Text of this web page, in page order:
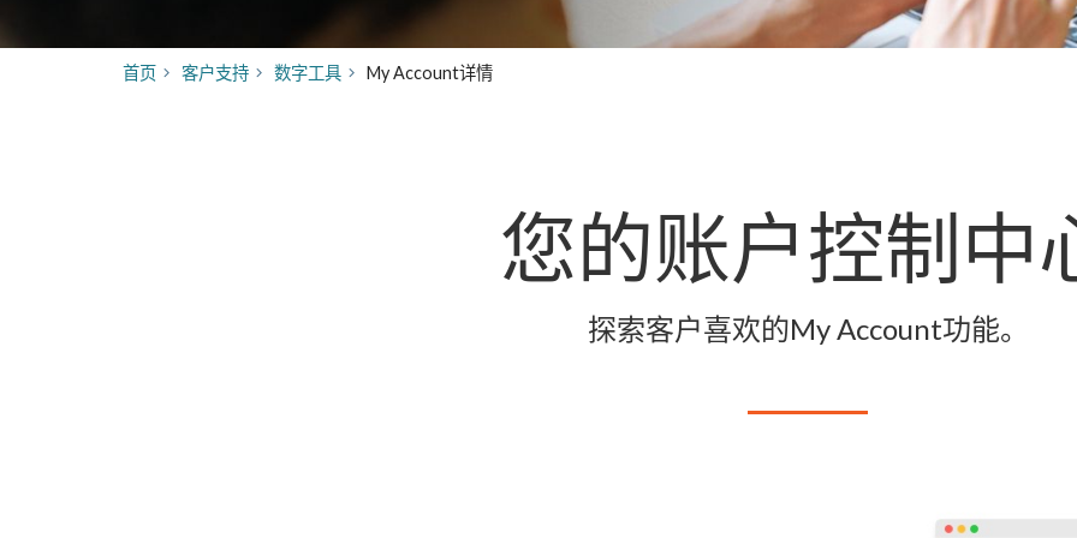
首页 客户支持 数字工具 My Account详情
您的账户控制中
探索客户喜欢的My Account功能。